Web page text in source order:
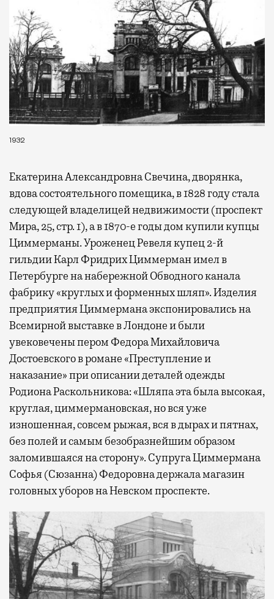
1932
Екатерина Александровна Свечина, дворянка,
вдова состоятельного помещика, в 1828 году стала
следующей владелицей недвижимости (проспект
Мира, 25, стр. 1), а в 1870-е годы дом купили купцы
Циммерманы. Уроженец Ревеля купец 2-й
гильдии Карл Фридрих Циммерман имел в
Петербурге на набережной Обводного канала
фабрику «круглых и форменных шляп». Изделия
предприятия Циммермана экспонировались на
Всемирной выставке в Лондоне и были
увековечены пером Федора Михайловича
Достоевского в романе «Преступление и
наказание» при описании деталей одежды
Родиона Раскольникова: «Шляпа эта была высокая,
круглая, циммермановская, но вся уже
изношенная, совсем рыжая, вся в дырах и пятнах,
без полей и самым безобразнейшим образом
заломившаяся на сторону». Супруга Циммермана
Софья (Сюзанна) Федоровна держала магазин
головных уборов на Невском проспекте.